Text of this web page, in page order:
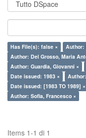
Has File(s): false ×
Author:
Author: Del Grosso, Maria
Author: Guardia, Giovanni ×
Date issued: 1983 ×
Date issued: [1983 TO 1989] ×
Author: Sofia, Francesco ×
Items 1-1 di 1